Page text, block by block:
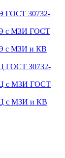
ГОСТ 30732-
с МЗИ ГОСТ
с МЗИ и КВ
ГОСТ 30732-
с МЗИ ГОСТ
с МЗИ и КВ